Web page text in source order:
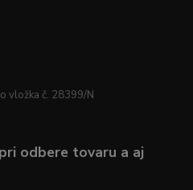
vložka č. 28399/N
odbere tovaru a aj